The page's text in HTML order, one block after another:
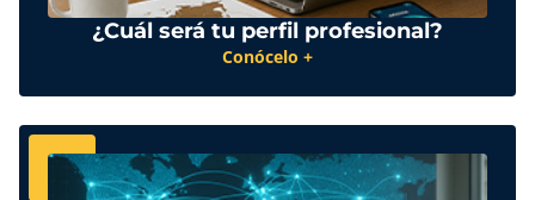
¿Cuál será tu perfil profesional?
Conócelo +